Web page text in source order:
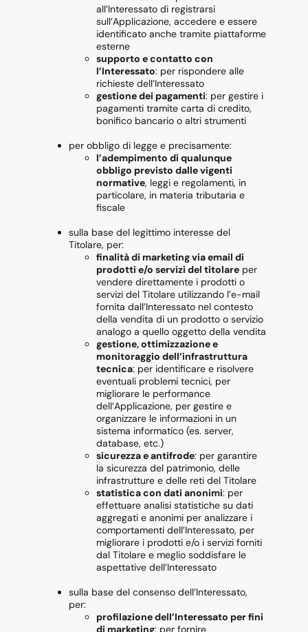
all’Interessato di registrarsi
sull’Applicazione, accedere e essere
identificato anche tramite piattaforme
esterne
supporto e contatto con
l’Interessato: per rispondere alle
richieste dell’Interessato
gestione dei pagamenti: per gestire i
pagamenti tramite carta di credito,
bonifico bancario o altri strumenti
per obbligo di legge e precisamente:
l’adempimento di qualunque
obbligo previsto dalle vigenti
normative, leggi e regolamenti, in
particolare, in materia tributaria e
fiscale
sulla base del legittimo interesse del
Titolare, per:
finalità di marketing via email di
prodotti e/o servizi del titolare per
vendere direttamente i prodotti o
servizi del Titolare utilizzando l’e-mail
fornita dall’Interessato nel contesto
della vendita di un prodotto o servizio
analogo a quello oggetto della vendita
gestione, ottimizzazione e
monitoraggio dell’infrastruttura
tecnica: per identificare e risolvere
eventuali problemi tecnici, per
migliorare le performance
dell’Applicazione, per gestire e
organizzare le informazioni in un
sistema informatico (es. server,
database, etc.)
sicurezza e antifrode: per garantire
la sicurezza del patrimonio, delle
infrastrutture e delle reti del Titolare
statistica con dati anonimi: per
effettuare analisi statistiche su dati
aggregati e anonimi per analizzare i
comportamenti dell’Interessato, per
migliorare i prodotti e/o i servizi forniti
dal Titolare e meglio soddisfare le
aspettative dell’Interessato
sulla base del consenso dell’Interessato,
per:
profilazione dell’Interessato per fini
di marketing: per fornire